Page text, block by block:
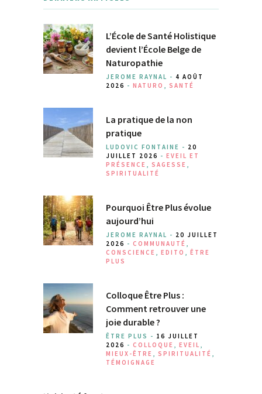
L’École de Santé Holistique
devient l’École Belge de
Naturopathie
JEROME RAYNAL - 4 AOÛT
2026 - NATURO , SANTÉ
La pratique de la non
pratique
LUDOVIC FONTAINE - 20
JUILLET 2026 - EVEIL ET
PRÉSENCE , SAGESSE ,
SPIRITUALITÉ
Pourquoi Être Plus évolue
aujourd’hui
JEROME RAYNAL - 20 JUILLET
2026 - COMMUNAUTÉ ,
CONSCIENCE , EDITO , ÊTRE
PLUS
Colloque Être Plus :
Comment retrouver une
joie durable ?
ÊTRE PLUS - 16 JUILLET
2026 - COLLOQUE , EVEIL ,
MIEUX-ÊTRE , SPIRITUALITÉ ,
TÉMOIGNAGE